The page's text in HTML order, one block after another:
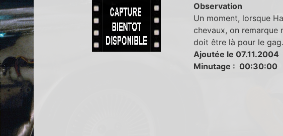
Observation
Un moment, lorsque
chevaux, on remarque
doit être là pour le gag.
Ajoutée le 07.11.2004
Minutage : 00:30:00